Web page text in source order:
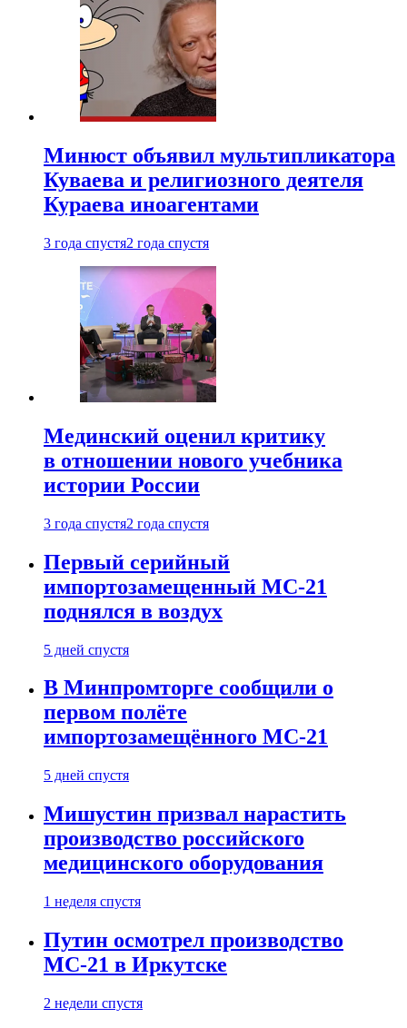
Минюст объявил мультипликатора
Куваева и религиозного деятеля
Кураева иноагентами
3 года спустя2 года спустя
Мединский оценил критику
в отношении нового учебника
истории России
3 года спустя2 года спустя
Первый серийный
импортозамещенный МС-21
поднялся в воздух
5 дней спустя
В Минпромторге сообщили о
первом полёте
импортозамещённого МС-21
5 дней спустя
Мишустин призвал нарастить
производство российского
медицинского оборудования
1 неделя спустя
Путин осмотрел производство
МС-21 в Иркутске
2 недели спустя